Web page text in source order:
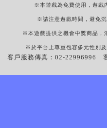
※本遊戲為免費使用，遊戲
※請注意遊戲時間，避免
※本遊戲提供之機會中獎商品，
※於平台上尊重包容多元性別
客戶服務傳真：02-22996996